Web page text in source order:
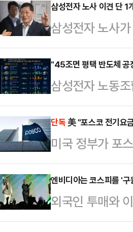
당초 관측이 흔
과거 논란이 잡
는 것이다. 다만
다.20일 중앙선
앞으로 다가왔
지방선거 승리
삼성전자 노사 이견 단
삼성전자 노사
이르지 못했다.
20일 “19일 오
분 정회했다”며
혔다.박수근 중
줘서 대부분 이
리해 오전 10시
냈지…
"45조면 평택 반도체
삼성전자 노동
투자 관점에서
순한 비용이 아
금 규모라는 점
니티 등에 따르
로벌 인수합병
양한 미래 사업
단독 美 "포스코 전기
미국 정부가 포
사실상 ‘보조금
철강업계가 적
있다는 분석이
무부는 포스코
엔비디아는 코스피를 '
외국인 투매와
지는 가운데 한